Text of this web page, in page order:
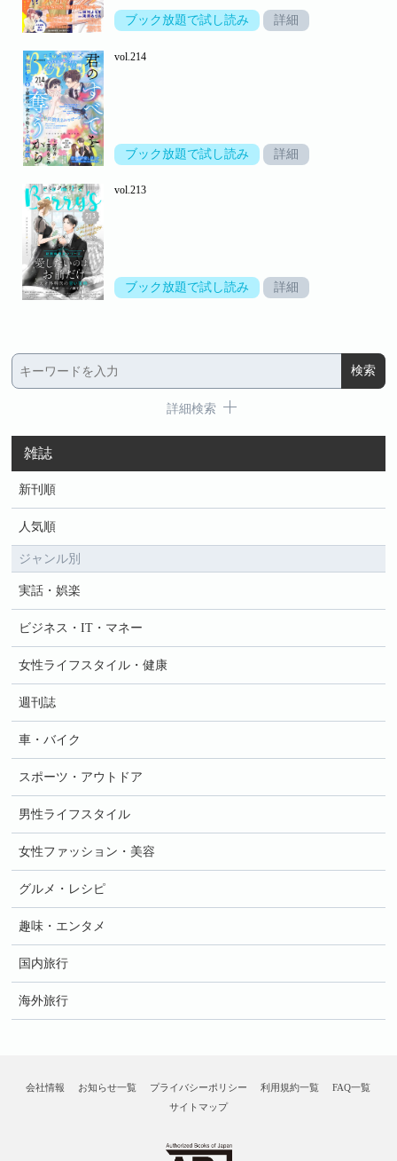
ブック放題で試し読み 詳細
vol.214
ブック放題で試し読み 詳細
vol.213
ブック放題で試し読み 詳細
詳細検索
雑誌
新刊順
人気順
ジャンル別
実話・娯楽
ビジネス・IT・マネー
女性ライフスタイル・健康
週刊誌
車・バイク
スポーツ・アウトドア
男性ライフスタイル
女性ファッション・美容
グルメ・レシピ
趣味・エンタメ
国内旅行
海外旅行
会社情報 お知らせ一覧 プライバシーポリシー 利用規約一覧
FAQ一覧
サイトマップ